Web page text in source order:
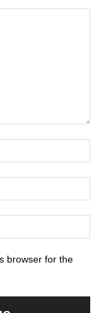
browser for the